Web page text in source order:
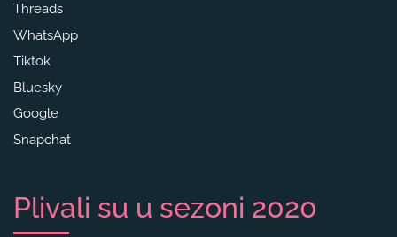
Threads
WhatsApp
Tiktok
Bluesky
Google
Snapchat
Plivali su u sezoni 2020